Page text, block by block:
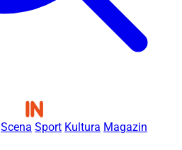
Scena Sport Kultura Magazin